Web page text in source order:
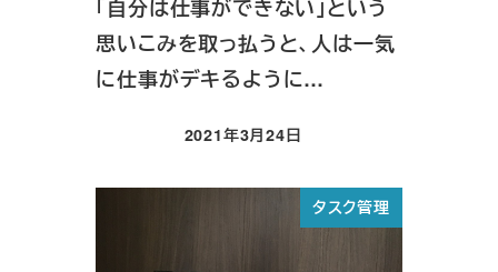
「自分は仕事ができない」という
思いこみを取っ払うと、人は一気
に仕事がデキるように…
投稿日
2021年3月24日
タスク管理